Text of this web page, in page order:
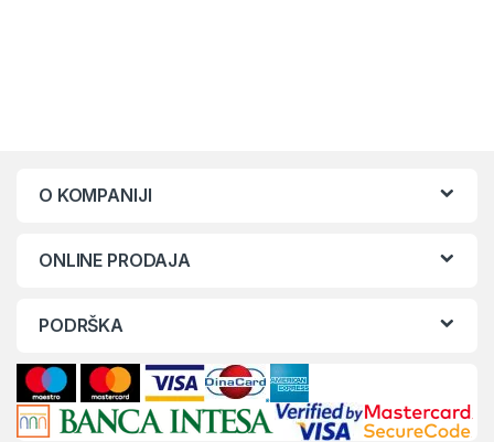
O KOMPANIJI
ONLINE PRODAJA
PODRŠKA